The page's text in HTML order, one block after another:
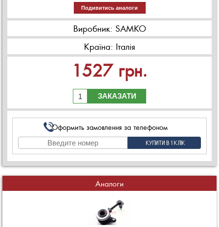
Подивитись аналоги
Виробник: SAMKO
Країна: Італія
1527грн.
ЗАКАЗАТИ
Оформить замовлення за телефоном
Аналоги